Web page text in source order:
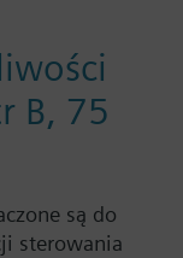
B, 75
są do
sterowania